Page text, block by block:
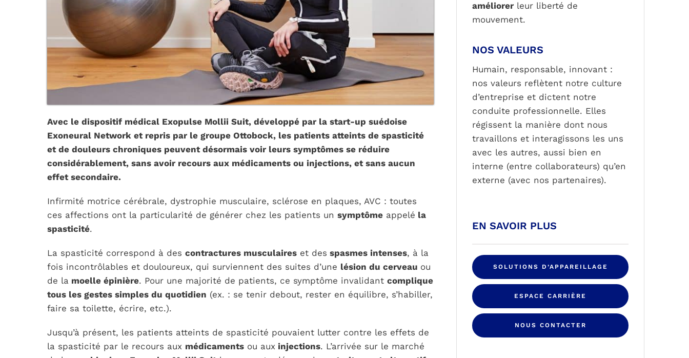
Avec le dispositif médical Exopulse Mollii Suit, développé par la start-up suédoise
Exoneural Network et repris par le groupe Ottobock, les patients atteints de spasticité
et de douleurs chroniques peuvent désormais voir leurs symptômes se réduire
considérablement, sans avoir recours aux médicaments ou injections, et sans aucun
effet secondaire.
Infirmité motrice cérébrale, dystrophie musculaire, sclérose en plaques, AVC : toutes
ces affections ont la particularité de générer chez les patients un symptômeappelé la
spasticité.
La spasticité correspond à des contractures musculaireset des spasmes intenses, à la
fois incontrôlables et douloureux, qui surviennent des suites d’une lésion du cerveau ou
de lamoelle épinière. Pour une majorité de patients, ce symptôme invalidant complique
tous les gestes simples du quotidien (ex. : se tenir debout, rester en équilibre, s’habiller,
faire sa toilette, écrire, etc.).
Jusqu’à présent, les patients atteints de spasticité pouvaient lutter contre les effets de
la spasticité par le recours aux médicamentsou auxinjections. L’arrivée sur le marché
améliorer leur liberté de
mouvement.
NOS VALEURS
Humain, responsable, innovant :
nos valeurs reflètent notre culture
d’entreprise et dictent notre
conduite professionnelle. Elles
régissent la manière dont nous
travaillons et interagissons les uns
avec les autres, aussi bien en
interne (entre collaborateurs) qu’en
externe (avec nos partenaires).
EN SAVOIR PLUS
SOLUTIONS D’APPAREILLAGE
ESPACE CARRIÈRE
NOUS CONTACTER